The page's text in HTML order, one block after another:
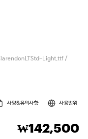
Light.ttf /
사양&유의사항 사용범위
₩142,500